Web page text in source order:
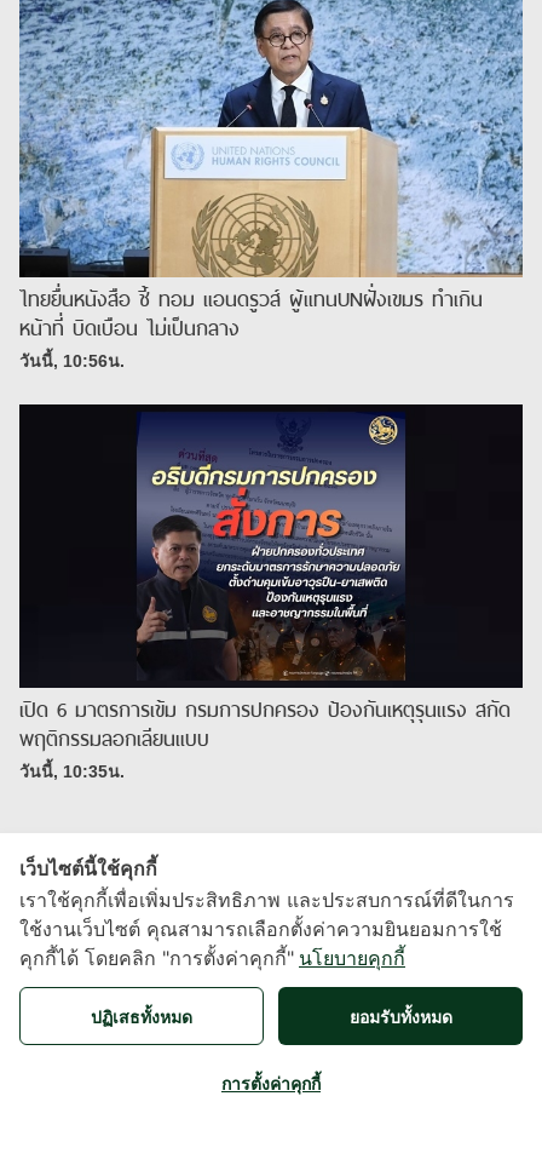
ไทยยื่นหนังสือ ชี้ ทอม แอนดรูวส์ ผู้แทนUNฝั่งเขมร ทำเกิน
หน้าที่ บิดเบือน ไม่เป็นกลาง
วันนี้, 10:56น.
เปิด 6 มาตรการเข้ม กรมการปกครอง ป้องกันเหตุรุนแรง สกัด
พฤติกรรมลอกเลียนแบบ
วันนี้, 10:35น.
Contact | Term of use
Developed byMarketingEdge
เว็บไซต์นี้ใช้คุกกี้
เราใช้คุกกี้เพื่อเพิ่มประสิทธิภาพ และประสบการณ์ที่ดีในการ
ใช้งานเว็บไซต์ คุณสามารถเลือกตั้งค่าความยินยอมการใช้
คุกกี้ได้ โดยคลิก "การตั้งค่าคุกกี้" นโยบายคุกกี้
ปฏิเสธทั้งหมด ยอมรับทั้งหมด
การตั้งค่าคุกกี้